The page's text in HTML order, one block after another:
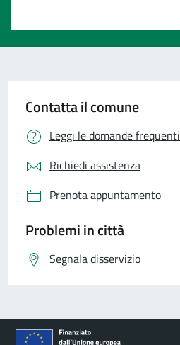
Contatta il comune
Leggi le domande frequenti
Richiedi assistenza
Prenota appuntamento
Problemi in città
Segnala disservizio